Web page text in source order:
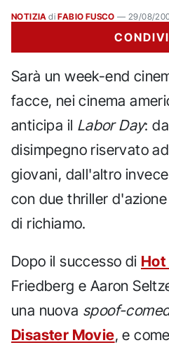
NOTIZIA di FABIO FUSCO —29/08/
Sarà un week-end
facce, nei cinema
anticipa il Labor Day:
disimpegno riservato
giovani, dall'altro
con due thriller
di richiamo.
Dopo il successo di
Friedberg e Aaron
una nuova spoof-
Disaster Movie, e